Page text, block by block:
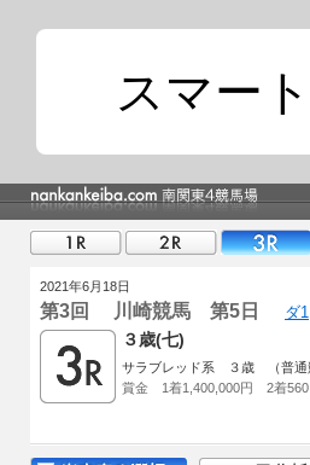
スマー
2021年6月18日
第3回 川崎競馬 第5日 ダ
３歳(七)
サラブレッド系 ３歳 （普通
賞金 1着1,400,000円 2着